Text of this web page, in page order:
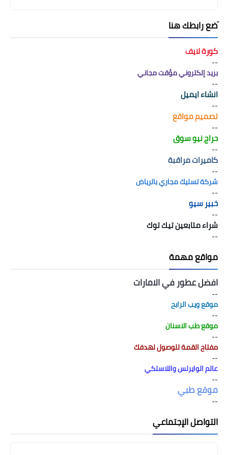
َضع رابطك هنا
كورة لايف
--
بريد إلكتروني مؤقت مجاني
--
انشاء ايميل
--
تصميم مواقع
--
حراج نيو سوق
--
كاميرات مراقبة
--
شركة تسليك مجاري بالرياض
--
خبير سيو
--
شراء متابعين تيك توك
--
مواقع مهمة
افضل عطور في الامارات
--
موقع ويب الرابح
--
موقع طب الاسنان
--
مفتاح القمة للوصول لهدفك
--
عالم الوايرلس واللاسلكي
--
موقع طبي
--
التواصل الإجتماعي